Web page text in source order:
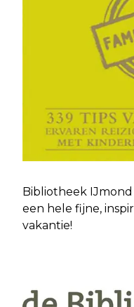
Bibliotheek
een hele fijne,
vakantie!